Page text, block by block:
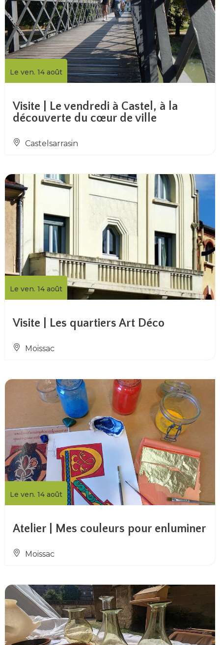
Le ven. 14 août
Visite | Le vendredi à Castel, à la
découverte du cœur de ville
Castelsarrasin
Le ven. 14 août
Visite | Les quartiers Art Déco
Moissac
Le ven. 14 août
Atelier | Mes couleurs pour enluminer
Moissac